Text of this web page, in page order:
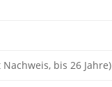
bis 26 Jahre)